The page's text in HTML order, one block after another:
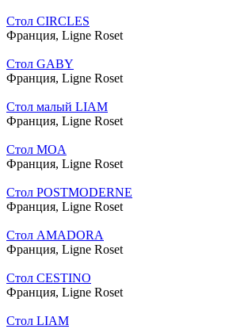
Стол CIRCLES
Франция, Ligne Roset
Стол GABY
Франция, Ligne Roset
Стол малый LIAM
Франция, Ligne Roset
Стол MOA
Франция, Ligne Roset
Стол POSTMODERNE
Франция, Ligne Roset
Стол AMADORA
Франция, Ligne Roset
Стол CESTINO
Франция, Ligne Roset
Стол LIAM